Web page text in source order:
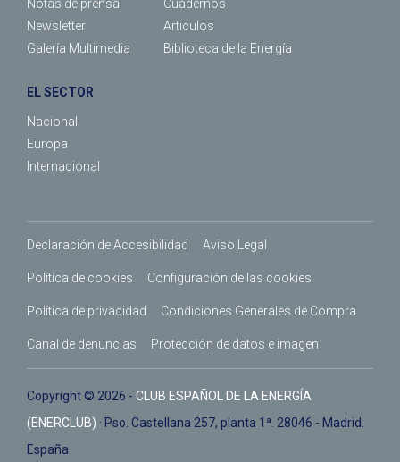
Notas de prensa
Newsletter
Galería Multimedia
Cuadernos
Articulos
Biblioteca de la Energía
EL SECTOR
Nacional
Europa
Internacional
Declaración de Accesibilidad Aviso Legal
Política de cookies Configuración de las cookies
Política de privacidad Condiciones Generales de Compra
Canal de denuncias Protección de datos e imagen
Copyright © 2026 - CLUB ESPAÑOL DE LA ENERGÍA
(ENERCLUB) · Pso. Castellana 257, planta 1ª. 28046 - Madrid.
España